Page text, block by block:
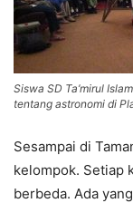
Siswa SD Ta’mirul
tentang astronomi di
Sesampai di
kelompok. Setiap
berbeda. Ada